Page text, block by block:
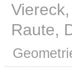
Raute,